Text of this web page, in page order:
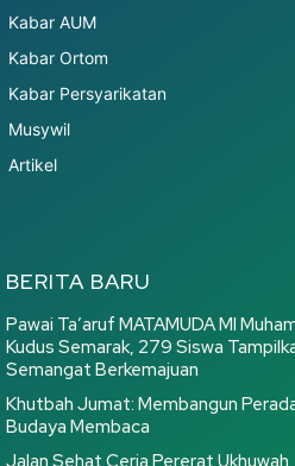
Kabar AUM
Kabar Ortom
Kabar Persyarikatan
Musywil
Artikel
BERITA BARU
Pawai Ta’aruf MATAMUDA MI
Kudus Semarak, 279 Siswa
Semangat Berkemajuan
Khutbah Jumat: Membangun
Budaya Membaca